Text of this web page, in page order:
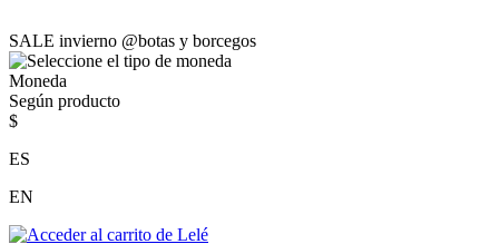
SALE invierno @botas y borcegos
Moneda
Según producto
$
ES
EN